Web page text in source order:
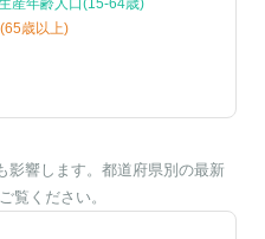
産年齢人口(15-64歳)
歳以上)
影響します。都道府県別の最新
覧ください。